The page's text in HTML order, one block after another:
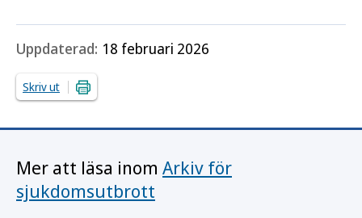
Uppdaterad: 18 februari 2026
Skriv ut
Mer att läsa inom Arkiv för
sjukdomsutbrott